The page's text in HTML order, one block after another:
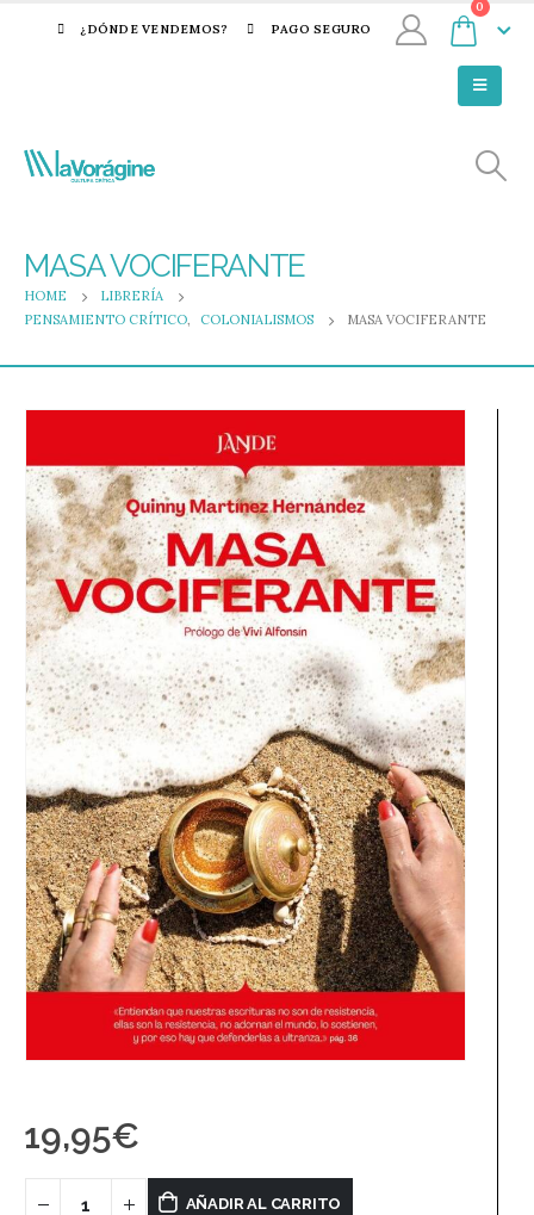
¿DÓNDE VENDEMOS? PAGO SEGURO
0
MASA VOCIFERANTE
HOME
LIBRERÍA
PENSAMIENTO CRÍTICO, COLONIALISMOS MASA VOCIFERANTE
19,95€
AÑADIR AL CARRITO